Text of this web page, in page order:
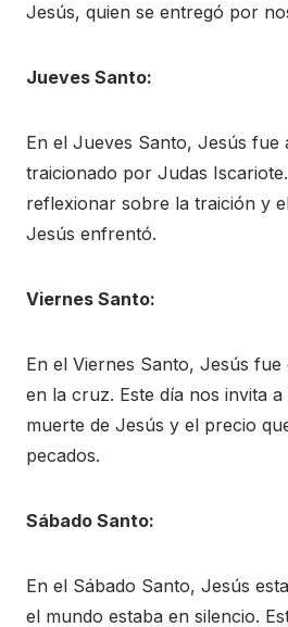
Jesús, quien se entregó por
Jueves Santo:
En el Jueves Santo, Jesús fue
traicionado por Judas
reflexionar sobre la traición y
Jesús enfrentó.
Viernes Santo:
En el Viernes Santo, Jesús
en la cruz. Este día nos invita
muerte de Jesús y el precio
pecados.
Sábado Santo:
En el Sábado Santo, Jesús
el mundo estaba en silencio.